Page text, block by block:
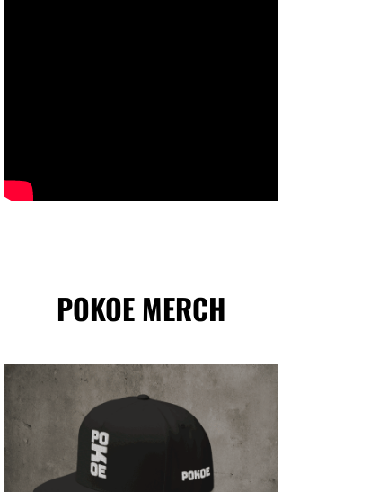
POKOE MERCH